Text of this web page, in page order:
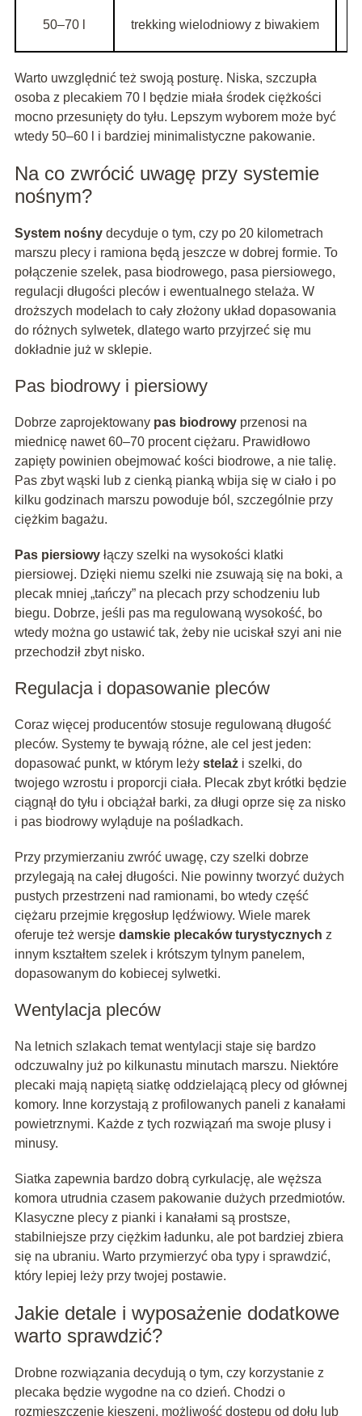
50–70 l trekking wielodniowy z biwakiem
Warto uwzględnić też swoją posturę. Niska, szczupła
osoba z plecakiem 70 l będzie miała środek ciężkości
mocno przesunięty do tyłu. Lepszym wyborem może być
wtedy 50–60 l i bardziej minimalistyczne pakowanie.
Na co zwrócić uwagę przy systemie
nośnym?
System nośnydecyduje o tym, czy po 20 kilometrach
marszu plecy i ramiona będą jeszcze w dobrej formie. To
połączenie szelek, pasa biodrowego, pasa piersiowego,
regulacji długości pleców i ewentualnego stelaża. W
droższych modelach to cały złożony układ dopasowania
do różnych sylwetek, dlatego warto przyjrzeć się mu
dokładnie już w sklepie.
Pas biodrowy i piersiowy
Dobrze zaprojektowany pas biodrowyprzenosi na
miednicę nawet 60–70 procent ciężaru. Prawidłowo
zapięty powinien obejmować kości biodrowe, a nie talię.
Pas zbyt wąski lub z cienką pianką wbija się w ciało i po
kilku godzinach marszu powoduje ból, szczególnie przy
ciężkim bagażu.
Pas piersiowyłączy szelki na wysokości klatki
piersiowej. Dzięki niemu szelki nie zsuwają się na boki, a
plecak mniej „tańczy” na plecach przy schodzeniu lub
biegu. Dobrze, jeśli pas ma regulowaną wysokość, bo
wtedy można go ustawić tak, żeby nie uciskał szyi ani nie
przechodził zbyt nisko.
Regulacja i dopasowanie pleców
Coraz więcej producentów stosuje regulowaną długość
pleców. Systemy te bywają różne, ale cel jest jeden:
dopasować punkt, w którym leży stelażi szelki, do
twojego wzrostu i proporcji ciała. Plecak zbyt krótki będzie
ciągnął do tyłu i obciążał barki, za długi oprze się za nisko
i pas biodrowy wyląduje na pośladkach.
Przy przymierzaniu zwróć uwagę, czy szelki dobrze
przylegają na całej długości. Nie powinny tworzyć dużych
pustych przestrzeni nad ramionami, bo wtedy część
ciężaru przejmie kręgosłup lędźwiowy. Wiele marek
oferuje też wersje damskie plecaków turystycznych z
innym kształtem szelek i krótszym tylnym panelem,
dopasowanym do kobiecej sylwetki.
Wentylacja pleców
Na letnich szlakach temat wentylacji staje się bardzo
odczuwalny już po kilkunastu minutach marszu. Niektóre
plecaki mają napiętą siatkę oddzielającą plecy od głównej
komory. Inne korzystają z profilowanych paneli z kanałami
powietrznymi. Każde z tych rozwiązań ma swoje plusy i
minusy.
Siatka zapewnia bardzo dobrą cyrkulację, ale węższa
komora utrudnia czasem pakowanie dużych przedmiotów.
Klasyczne plecy z pianki i kanałami są prostsze,
stabilniejsze przy ciężkim ładunku, ale pot bardziej zbiera
się na ubraniu. Warto przymierzyć oba typy i sprawdzić,
który lepiej leży przy twojej postawie.
Jakie detale i wyposażenie dodatkowe
warto sprawdzić?
Drobne rozwiązania decydują o tym, czy korzystanie z
plecaka będzie wygodne na co dzień. Chodzi o
rozmieszczenie kieszeni, możliwość dostępu od dołu lub